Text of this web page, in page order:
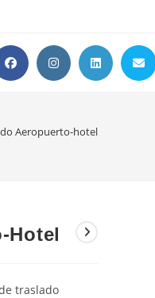
Aeropuerto-hotel
Hotel
traslado